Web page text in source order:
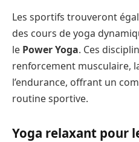
Les sportifs trouveront
des cours de yoga
le Power Yoga. Ces
renforcement musculaire,
l’endurance, offrant un
routine sportive.
Yoga relaxant pour